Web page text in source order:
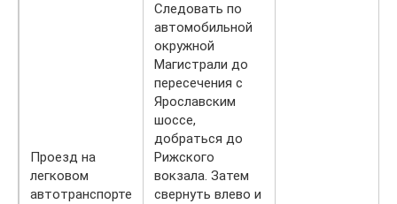
Проезд на
легковом
автотранспорте
Следовать по
автомобильной
окружной
Магистрали до
пересечения с
Ярославским
шоссе,
добраться до
Рижского
вокзала. Затем
свернуть влево и